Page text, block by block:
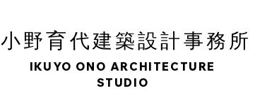
小野育代建築設計事務所
IKUYO ONO ARCHITECTURE
STUDIO